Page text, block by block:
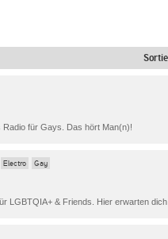
für Gays. Das hört Man(n)!
Electro Gay